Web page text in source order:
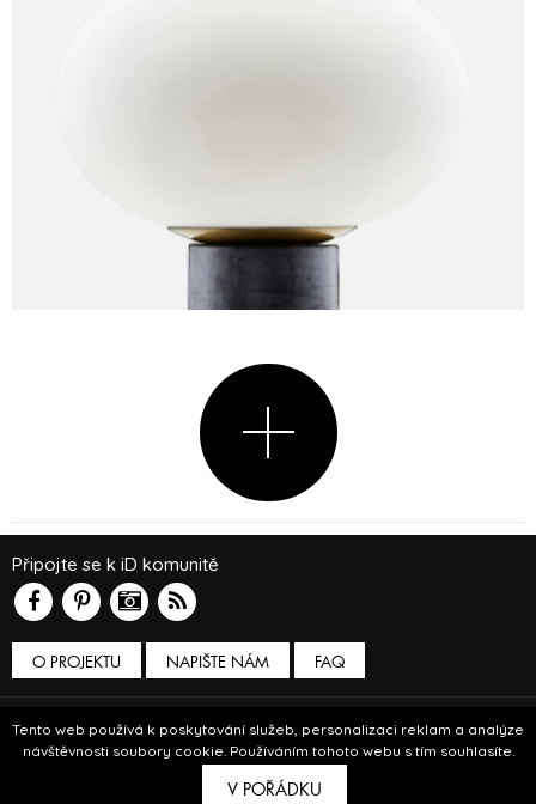
Tento web používá k poskytování služeb, personalizaci reklam a analýze
návštěvnosti soubory cookie. Používáním tohoto webu s tím souhlasíte.
V POŘÁDKU
O PROJEKTU NAPIŠTE NÁM
Připojte se k iD komunitě
FAQ
Podmínky používání
© Insidecor 2013-2019.
Breezy